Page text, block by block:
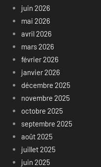
juin 2026
mai 2026
avril 2026
mars 2026
février 2026
janvier 2026
décembre 2025
novembre 2025
octobre 2025
septembre 2025
août 2025
juillet 2025
juin 2025